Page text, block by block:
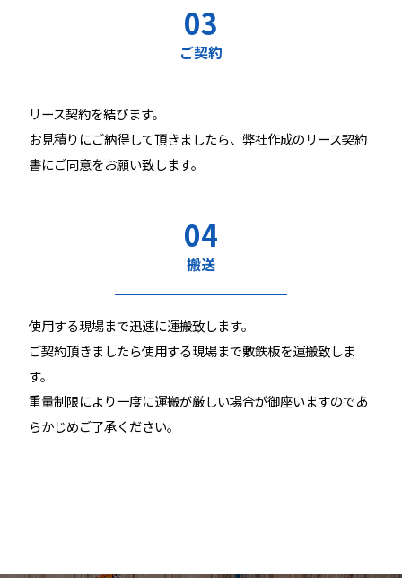
03
ご契約
リース契約を結びます。
お見積りにご納得して頂きましたら、弊社作成のリース契約
書にご同意をお願い致します。
04
搬送
使用する現場まで迅速に運搬致します。
ご契約頂きましたら使用する現場まで敷鉄板を運搬致しま
す。
重量制限により一度に運搬が厳しい場合が御座いますのであ
らかじめご了承ください。